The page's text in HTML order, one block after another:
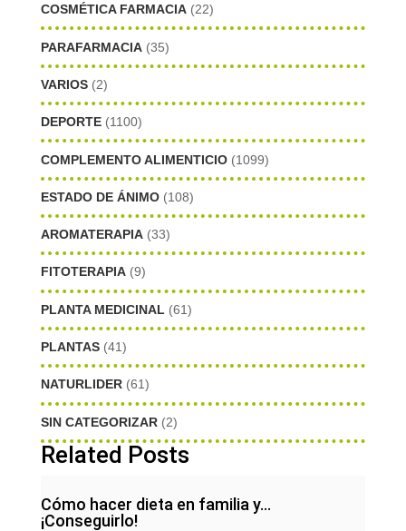
COSMÉTICA FARMACIA (22)
PARAFARMACIA (35)
VARIOS (2)
DEPORTE (1100)
COMPLEMENTO ALIMENTICIO (1099)
ESTADO DE ÁNIMO (108)
AROMATERAPIA (33)
FITOTERAPIA (9)
PLANTA MEDICINAL (61)
PLANTAS (41)
NATURLIDER (61)
SIN CATEGORIZAR (2)
Related Posts
Cómo hacer dieta en familia y…
¡Conseguirlo!